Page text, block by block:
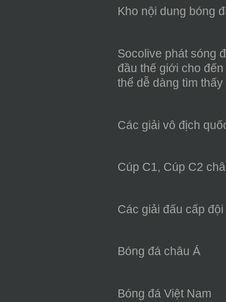
Kho nội dung bóng
Socolive phát sóng
đầu thế giới cho
thể dễ dàng tìm
Các giải vô địch
Cúp C1, Cúp C2
Các giải đấu cấp
Bóng đá châu Á
Bóng đá Việt Nam